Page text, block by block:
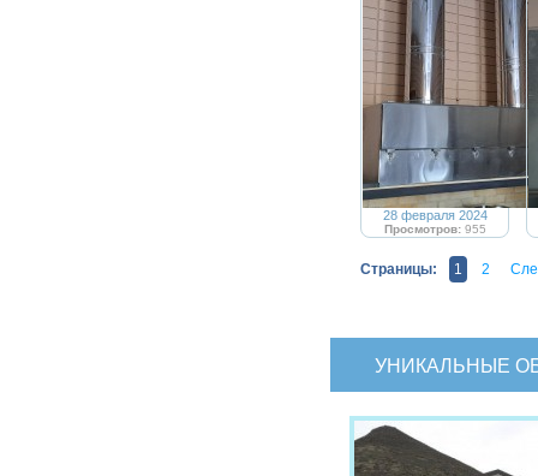
28 февраля 2024
Просмотров:955
Страницы: 1 2
УНИКАЛЬНЫЕ